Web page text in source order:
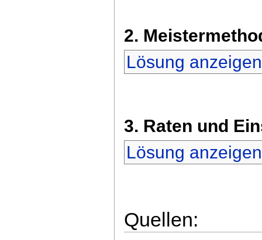
2.
Lösung anzeigen
3. Raten und
Lösung anzeigen
Quellen: